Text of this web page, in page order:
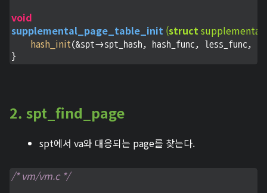
void
supplemental_page_table_init (struct
hash_init(&spt->spt_hash, hash_func, less_func,
}
2. spt_find_page
spt에서 va와 대응되는 page를 찾는다.
/* vm/vm.c */